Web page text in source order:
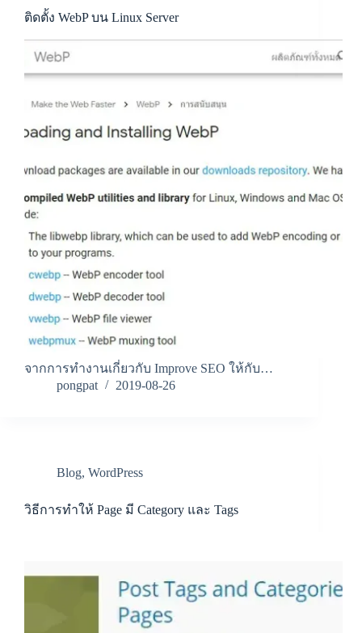
ติดตั้ง WebP บน Linux Server
จากการทำงานเกี่ยวกับ Improve SEO ให้กับ…
pongpat
2019-08-26
Blog, WordPress
วิธีการทำให้ Page มี Category และ Tags